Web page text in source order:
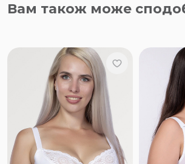
Вам також може